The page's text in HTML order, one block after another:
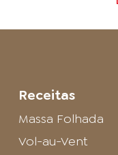
Receitas
Massa Folhada
Vol-au-Vent